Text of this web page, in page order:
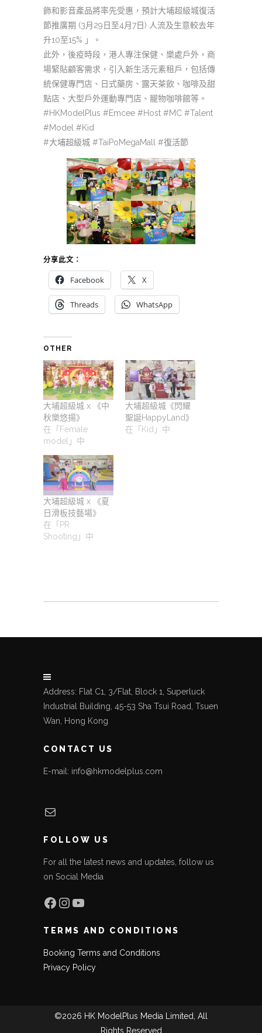
飾和影音產品將率先受惠，預計大埔超級城復活
節推廣期 (3月29日至4月7日) 人流及生意較去年
升10至15% 」。
此外，後疫時段，港人專注保健、樂處戶外，商
場緊貼顧客需求，引入新生活元素租戶，包括傳
統保健專門店、日式藥房、露天茶飲、咖啡及甜
點店、大型戶外運動專門店、𠖥物咖啡館等。
#HKModelPlus #Emcee #Host #MC #Talent
#Model #Kid
#大埔超級城 #TaiPoMegaMall #復活節
分享此文：
Facebook X
Threads WhatsApp
OTHER
大埔超級城 x 《中
秋樂悠揚》
在「Female
model」中
大埔超級城《閃耀
聖誕HappyLand》
在「Kid」中
大埔超級城 x 《夏
日滑板技藝場》
在「PR
Shooting」中
Address: Flat C1, 3/Flat, Block 1, Superluck
Industrial Building, 45-53 Sha Tsui Road, Tsuen
Wan, Hong Kong
CONTACT US
E-mail: info@hkmodelplus.com
Mail
FOLLOW US
For all the latest news and updates, follow us
on Social Media
Facebook
Instagram
YouTube
TERMS AND CONDITIONS
Booking Terms and Conditions
Privacy Policy
©2026 HK ModelPlus Media Limited, All
Rights Reserved